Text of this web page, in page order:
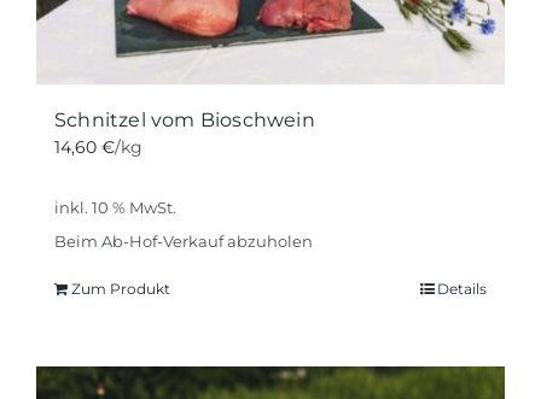
Schnitzel vom Bioschwein
14,60 €/kg
inkl. 10 % MwSt.
Beim Ab-Hof-Verkauf abzuholen
Zum Produkt Details